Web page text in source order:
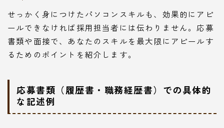
せっかく身につけたパソコンスキルも、効果的にアピ
ールできなければ採用担当者には伝わりません。応募
書類や面接で、あなたのスキルを最大限にアピールす
るためのポイントを紹介します。
応募書類（履歴書・職務経歴書）での具体的
な記述例